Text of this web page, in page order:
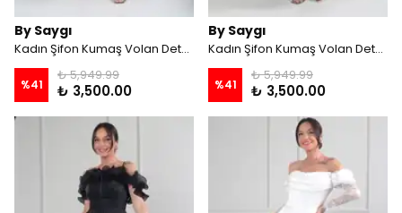
By Saygı
Kadın Şifon Kumaş Volan Detaylı Midi Elbise - Bej
%41
₺ 5,949.99
₺ 3,500.00
By Saygı
Kadın Şifon Kumaş Volan Detaylı Midi Elbise - Lacivert
%41
₺ 5,949.99
₺ 3,500.00